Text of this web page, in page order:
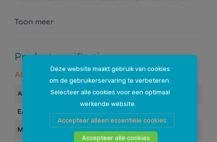
Deze website maakt gebruik van cookies
om de gebruikerservaring te verbeteren.
Selecteer alle cookies voor een optimaal
werkende website.
Accepteer alleen essentiele cookies
Accepteer alle cookies
Toon meer
Productspecificaties
Algemeen
Artikelnummer 104848
EAN Barcode 5425023135211
Merk Willex